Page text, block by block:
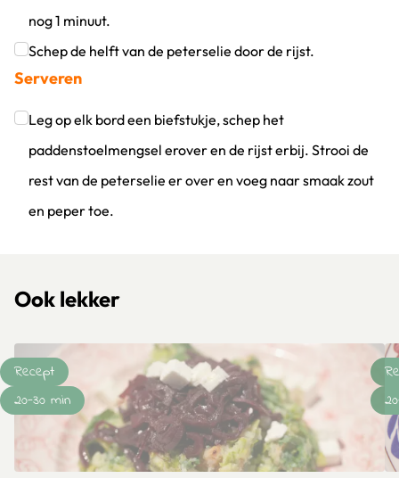
nog 1 minuut.
Klik om dit selectievakje aan te vinken
Schep de helft van de peterselie door de rijst.
Klik om dit selectievakje aan te vinken
Serveren
Leg op elk bord een biefstukje, schep het
paddenstoelmengsel erover en de rijst erbij. Strooi de
rest van de peterselie er over en voeg naar smaak zout
en peper toe.
Ook lekker
Recept
20-30 min